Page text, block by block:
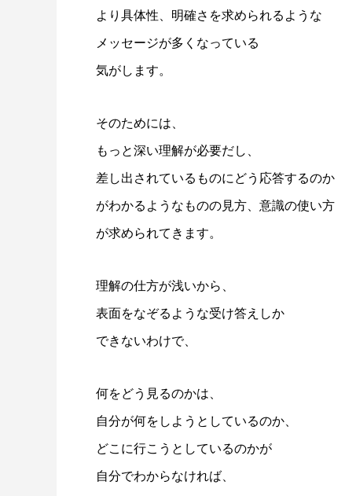
より具体性、明確さを求められるような
メッセージが多くなっている
気がします。
そのためには、
もっと深い理解が必要だし、
差し出されているものにどう応答するのか
がわかるようなものの見方、意識の使い方
が求められてきます。
理解の仕方が浅いから、
表面をなぞるような受け答えしか
できないわけで、
何をどう見るのかは、
自分が何をしようとしているのか、
どこに行こうとしているのかが
自分でわからなければ、